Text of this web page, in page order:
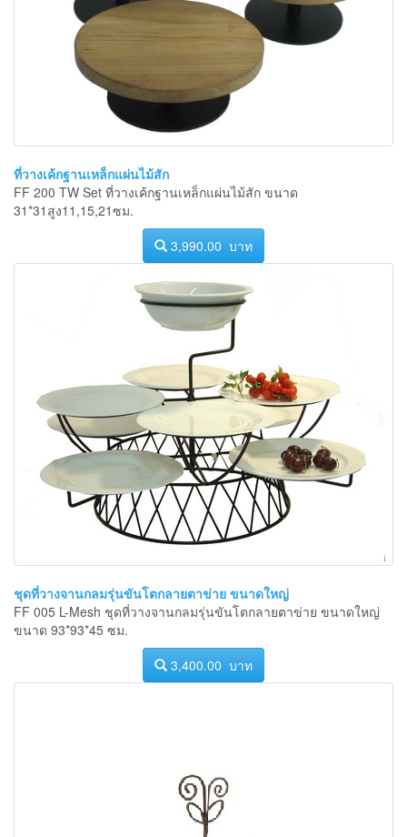
ที่วางเค้กฐานเหล็กแผ่นไม้สัก
FF 200 TW Set ที่วางเค้กฐานเหล็กแผ่นไม้สัก ขนาด
31*31สูง11,15,21ซม.
3,990.00 บาท
ชุดที่วางจานกลมรุ่นขันโตกลายตาข่าย ขนาดใหญ่
FF 005 L-Mesh ชุดที่วางจานกลมรุ่นขันโตกลายตาข่าย ขนาดใหญ่
ขนาด 93*93*45 ซม.
3,400.00 บาท